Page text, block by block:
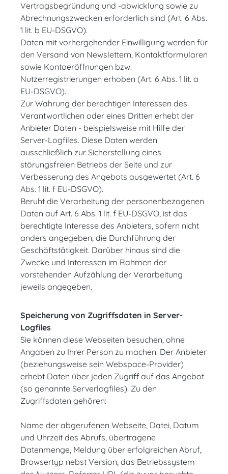
Vertragsbegründung und -abwicklung sowie zu
Abrechnungszwecken erforderlich sind (Art. 6 Abs.
1 lit. b EU-DSGVO).
Daten mit vorhergehender Einwilligung werden für
den Versand von Newslettern, Kontaktformularen
sowie Kontoeröffnungen bzw.
Nutzerregistrierungen erhoben (Art. 6 Abs. 1 lit. a
EU-DSGVO).
Zur Wahrung der berechtigen Interessen des
Verantwortlichen oder eines Dritten erhebt der
Anbieter Daten - beispielsweise mit Hilfe der
Server-Logfiles. Diese Daten werden
ausschließlich zur Sicherstellung eines
störungsfreien Betriebs der Seite und zur
Verbesserung des Angebots ausgewertet (Art. 6
Abs. 1 lit. f EU-DSGVO).
Beruht die Verarbeitung der personenbezogenen
Daten auf Art. 6 Abs. 1 lit. f EU-DSGVO, ist das
berechtigte Interesse des Anbieters, sofern nicht
anders angegeben, die Durchführung der
Geschäftstätigkeit. Darüber hinaus sind die
Zwecke und Interessen im Rahmen der
vorstehenden Aufzählung der Verarbeitung
jeweils angegeben.
Speicherung von Zugriffsdaten in Server-
Logfiles
Sie können diese Webseiten besuchen, ohne
Angaben zu Ihrer Person zu machen. Der Anbieter
(beziehungsweise sein Webspace-Provider)
erhebt Daten über jeden Zugriff auf das Angebot
(so genannte Serverlogfiles). Zu den
Zugriffsdaten gehören:
Name der abgerufenen Webseite, Datei, Datum
und Uhrzeit des Abrufs, übertragene
Datenmenge, Meldung über erfolgreichen Abruf,
Browsertyp nebst Version, das Betriebssystem